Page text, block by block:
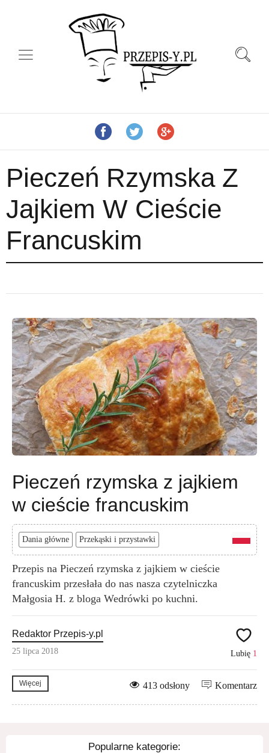
Pieczeń Rzymska Z
Jajkiem W Cieście
Francuskim
Pieczeń rzymska z jajkiem
w cieście francuskim
Dania główne Przekąski i przystawki
Przepis na Pieczeń rzymska z jajkiem w cieście
francuskim przesłała do nas nasza czytelniczka
Małgosia H. z bloga Wedrówki po kuchni.
Redaktor Przepis-y.pl
25 lipca 2018 Lubię 1
Więcej Komentarz
413 odsłony
Popularne kategorie: